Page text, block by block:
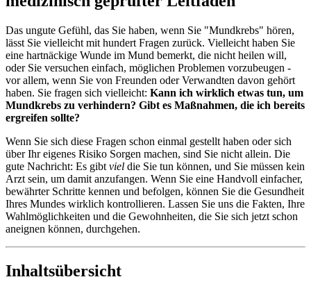
Das ungute Gefühl, das Sie haben, wenn Sie "Mundkrebs" hören,
lässt Sie vielleicht mit hundert Fragen zurück. Vielleicht haben Sie
eine hartnäckige Wunde im Mund bemerkt, die nicht heilen will,
oder Sie versuchen einfach, möglichen Problemen vorzubeugen -
vor allem, wenn Sie von Freunden oder Verwandten davon gehört
haben. Sie fragen sich vielleicht: Kann ich wirklich etwas tun, um
Mundkrebs zu verhindern? Gibt es Maßnahmen, die ich bereits
ergreifen sollte?
Wenn Sie sich diese Fragen schon einmal gestellt haben oder sich
über Ihr eigenes Risiko Sorgen machen, sind Sie nicht allein. Die
gute Nachricht: Es gibt viel die Sie tun können, und Sie müssen kein
Arzt sein, um damit anzufangen. Wenn Sie eine Handvoll einfacher,
bewährter Schritte kennen und befolgen, können Sie die Gesundheit
Ihres Mundes wirklich kontrollieren. Lassen Sie uns die Fakten, Ihre
Wahlmöglichkeiten und die Gewohnheiten, die Sie sich jetzt schon
aneignen können, durchgehen.
Inhaltsübersicht